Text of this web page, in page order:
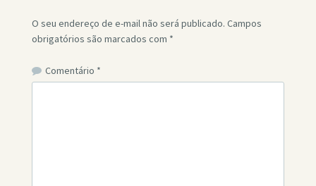
O seu endereço de e-mail não será publicado. Campos
obrigatórios são marcados com *
Comentário *